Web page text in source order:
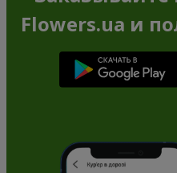
Flowers.ua и